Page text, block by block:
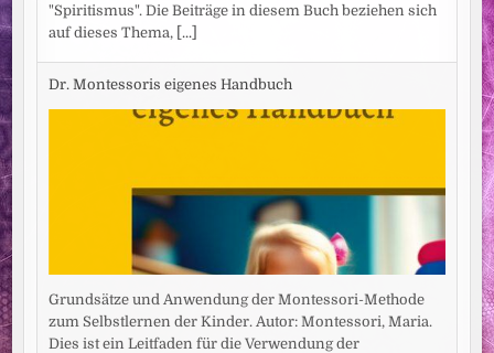
"Spiritismus". Die Beiträge in diesem Buch beziehen sich
auf dieses Thema, [...]
Dr. Montessoris eigenes Handbuch
Grundsätze und Anwendung der Montessori-Methode
zum Selbstlernen der Kinder. Autor: Montessori, Maria.
Dies ist ein Leitfaden für die Verwendung der